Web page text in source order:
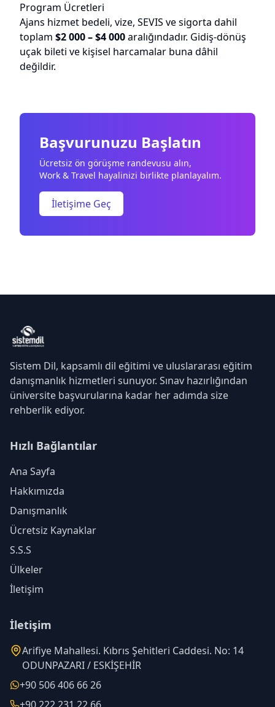
Program Ücretleri
Ajans hizmet bedeli, vize, SEVIS ve sigorta dahil
toplam $2 000 – $4 000aralığındadır. Gidiş-dönüş
uçak bileti ve kişisel harcamalar buna dâhil
değildir.
Başvurunuzu Başlatın
Ücretsiz ön görüşme randevusu alın,
Work & Travel hayalinizi birlikte planlayalım.
İletişime Geç
Sistem Dil, kapsamlı dil eğitimi ve uluslararası eğitim
danışmanlık hizmetleri sunuyor. Sınav hazırlığından
üniversite başvurularına kadar her adımda size
rehberlik ediyor.
Hızlı Bağlantılar
Ana Sayfa
Hakkımızda
Danışmanlık
Ücretsiz Kaynaklar
S.S.S
Ülkeler
İletişim
İletişim
Arifiye Mahallesi. Kıbrıs Şehitleri Caddesi. No: 14
ODUNPAZARI / ESKİŞEHİR
+90 506 406 66 26